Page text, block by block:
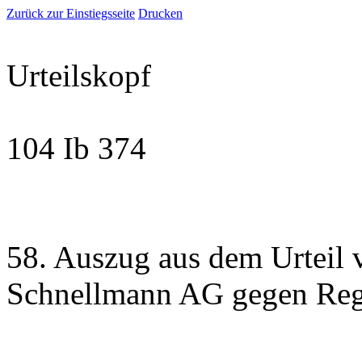
Zurück zur Einstiegsseite Drucken
Urteilskopf
104 Ib 374
58. Auszug aus dem
Schnellmann AG gegen